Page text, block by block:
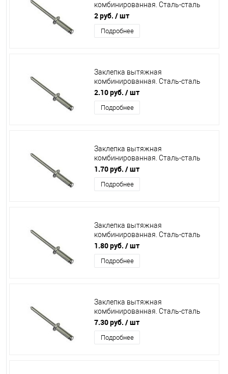
комбинированная. Сталь-сталь
3,2х16 /500/
2 руб. / шт
Подробнее
Заклепка вытяжная
комбинированная. Сталь-сталь
3,2х10 /1000/
2.10 руб. / шт
Подробнее
Заклепка вытяжная
комбинированная. Сталь-сталь
3,2х6 /1000/
1.70 руб. / шт
Подробнее
Заклепка вытяжная
комбинированная. Сталь-сталь
4,0х12 /500/
1.80 руб. / шт
Подробнее
Заклепка вытяжная
комбинированная. Сталь-сталь
4,8х18 /250/
7.30 руб. / шт
Подробнее